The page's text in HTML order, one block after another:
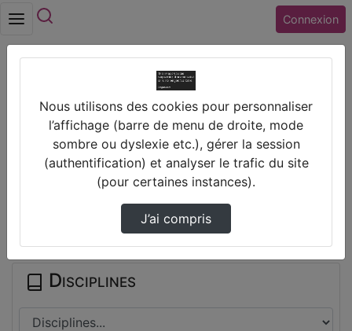
Connexion
Dessin Gradué
Prendre des notes
Il n'y a pas de note disponible pour vous pour cette vidéo.
Connectez-vous pour en créer une nouvelle.
Disciplines
Nous utilisons des cookies pour personnaliser
l’affichage (barre de menu de droite, mode
sombre ou dyslexie etc.), gérer la session
(authentification) et analyser le trafic du site
(pour certaines instances).
J’ai compris